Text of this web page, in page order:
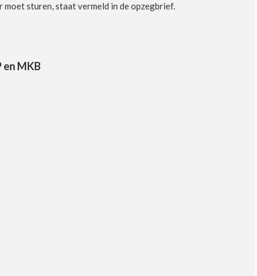
moet sturen, staat vermeld in de opzegbrief.
MKB